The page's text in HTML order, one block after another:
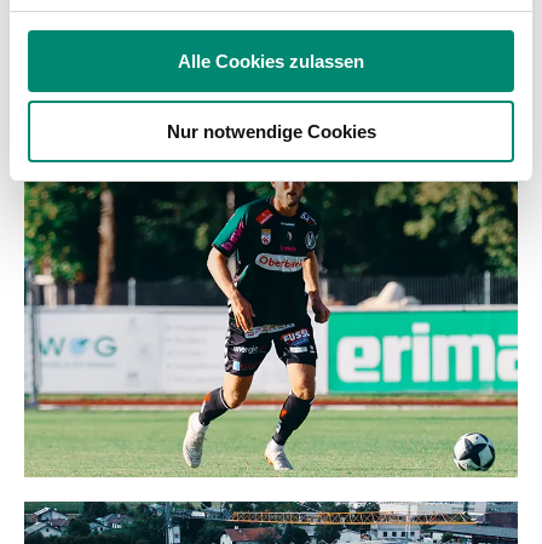
Verwendung unserer Website an unsere Partner für
Partner führen diese Informationen möglicherweise mit
weiteren Daten zusammen, die Sie ihnen bereitgestellt
haben oder die sie im Rahmen Ihrer Nutzung der Dienste
gesammelt haben.
Weitere Details, insbesondere zu Speicherdauer und
Empfänger entnehmen Sie unserer
Datenschutzerklärung.
Alle Cookies zulassen
Nur notwendige Cookies
WEITERE NEWS